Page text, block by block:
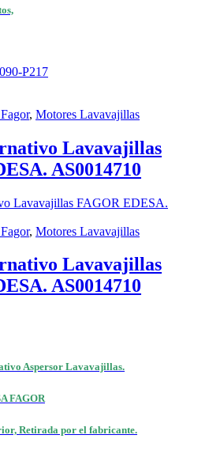
P217
, Motores Lavavajillas
Lavavajillas
AS0014710
, Motores Lavavajillas
Lavavajillas
AS0014710
Aspersor Lavavajillas.
FAGOR
Retirada por el fabricante.